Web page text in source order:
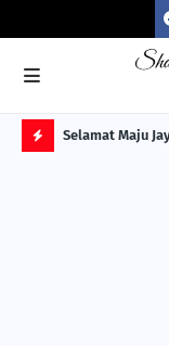
ITS Selamat Maju